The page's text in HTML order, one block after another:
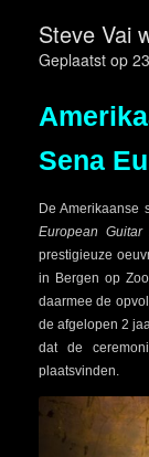
Steve Vai
Geplaatst op
Sena
De Amerikaanse
European
prestigieuze
in Bergen op
daarmee de
de afgelopen 2
dat de
plaatsvinden.